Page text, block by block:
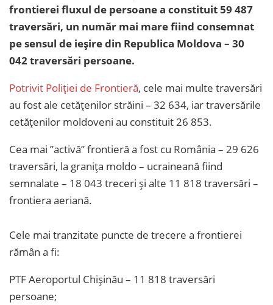
frontierei fluxul de persoane a constituit 59 487
traversări, un număr mai mare fiind consemnat
pe sensul de ieșire din Republica Moldova – 30
042 traversări persoane.
Potrivit Poliției de Frontieră, cele mai multe traversări
au fost ale cetățenilor străini – 32 634, iar traversările
cetățenilor moldoveni au constituit 26 853.
Cea mai ”activă” frontieră a fost cu România – 29 626
traversări, la granița moldo – ucraineană fiind
semnalate – 18 043 treceri și alte 11 818 traversări –
frontiera aeriană.
Cele mai tranzitate puncte de trecere a frontierei
rămân a fi:
PTF Aeroportul Chișinău – 11 818 traversări
persoane;